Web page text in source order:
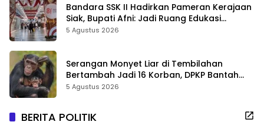
Bandara SSK II Hadirkan Pameran Kerajaan
Siak, Bupati Afni: Jadi Ruang Edukasi
Sejarah Riau
5 Agustus 2026
Serangan Monyet Liar di Tembilahan
Bertambah Jadi 16 Korban, DPKP Bantah
Video Gerombolan Viral
5 Agustus 2026
BERITA POLITIK